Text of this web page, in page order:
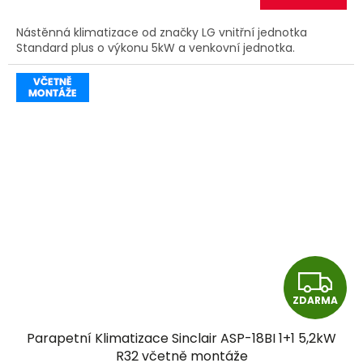
A
Nástěnná klimatizace od značky LG vnitřní jednotka
Standard plus o výkonu 5kW a venkovní jednotka.
Z
D
A
ZDARMA
Parapetní Klimatizace Sinclair ASP-18BI 1+1 5,2kW
R32 včetně montáže